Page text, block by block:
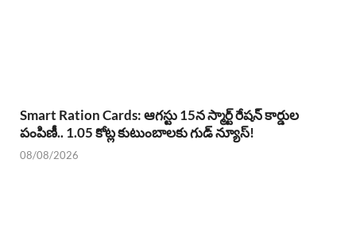
Smart Ration Cards: ఆగస్టు 15న స్మార్ట్ రేషన్ కార్డుల
పంపిణీ.. 1.05 కోట్ల కుటుంబాలకు గుడ్ న్యూస్!
08/08/2026